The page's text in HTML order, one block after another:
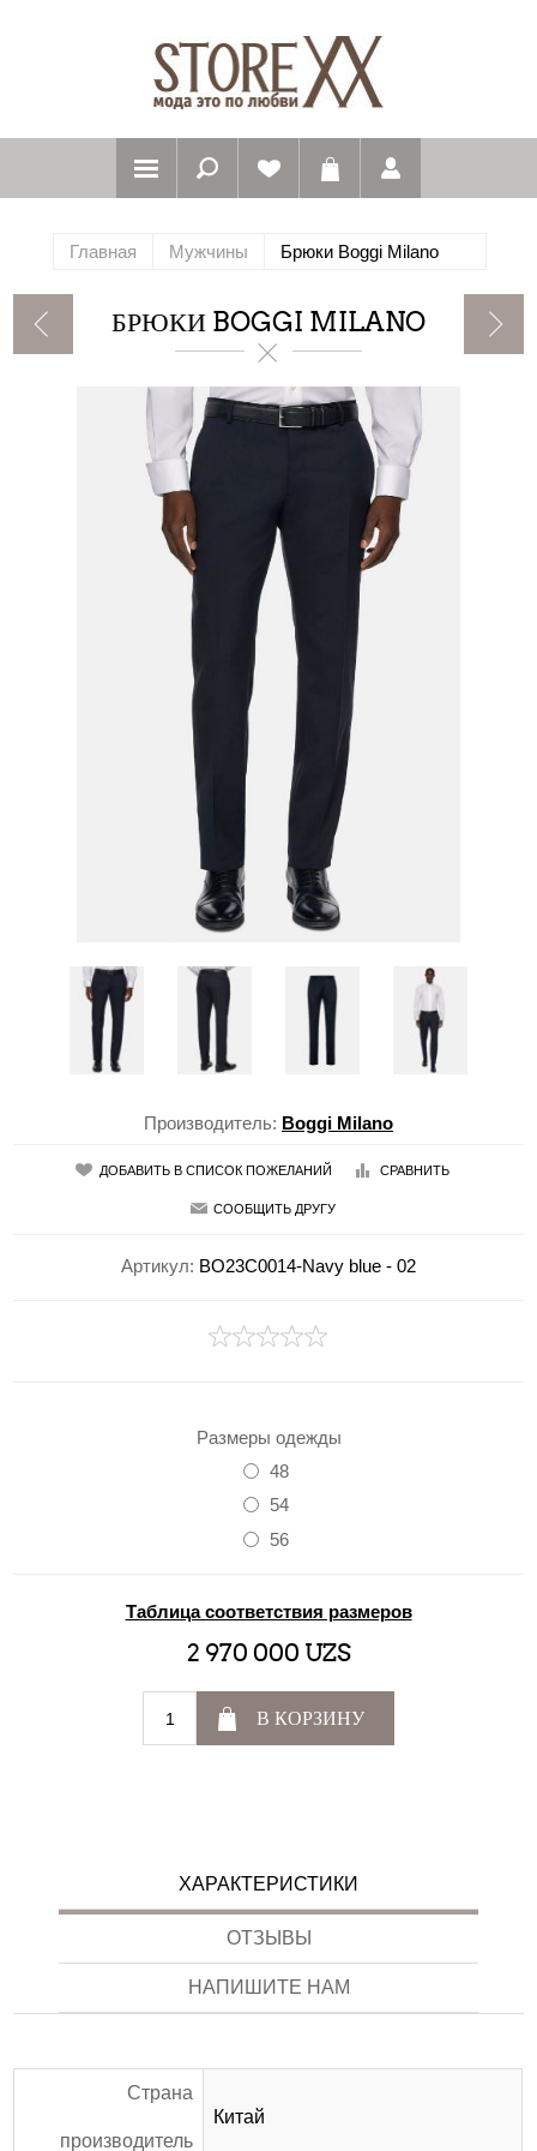
Главная Мужчины Брюки Boggi Milano
БРЮКИ BOGGI MILANO
Производитель: Boggi Milano
ДОБАВИТЬ В СПИСОК ПОЖЕЛАНИЙ СРАВНИТЬ
СООБЩИТЬ ДРУГУ
Артикул: BO23C0014-Navy blue - 02
Размеры одежды
48
54
56
Таблица соответствия размеров
2 970 000 UZS
В КОРЗИНУ
ХАРАКТЕРИСТИКИ
ОТЗЫВЫ
НАПИШИТЕ НАМ
Страна
производитель
Китай